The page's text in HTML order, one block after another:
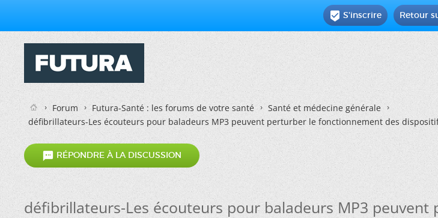
Retour
 S'inscrire
Forum Futura-Santé : les forums de votre santé
Santé et médecine générale
défibrillateurs-Les écouteurs pour baladeurs MP3 peuvent perturber le fonctionnement des
 RÉPONDRE À LA DISCUSSION
défibrillateurs-Les écouteurs pour baladeurs MP3